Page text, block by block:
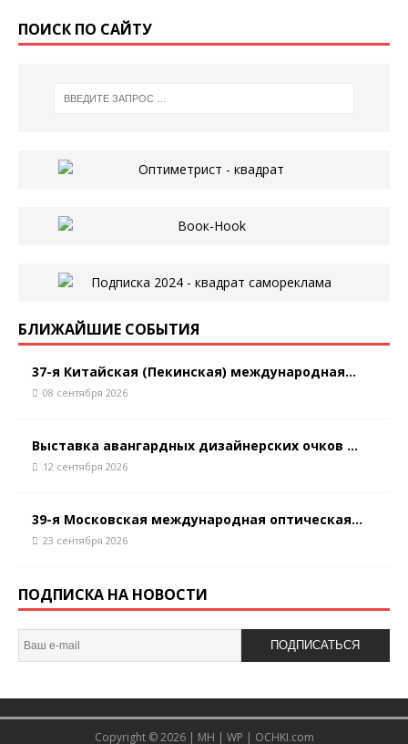
ПОИСК ПО САЙТУ
БЛИЖАЙШИЕ СОБЫТИЯ
37-я Китайская (Пекинская) международная...
08 сентября 2026
Выставка авангардных дизайнерских очков ...
12 сентября 2026
39-я Московская международная оптическая...
23 сентября 2026
ПОДПИСКА НА НОВОСТИ
ПОДПИСАТЬСЯ
Copyright © 2026 | MH | WP | OCHKI.com